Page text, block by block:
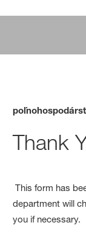
Thank
This form has
department will
you if necessary.